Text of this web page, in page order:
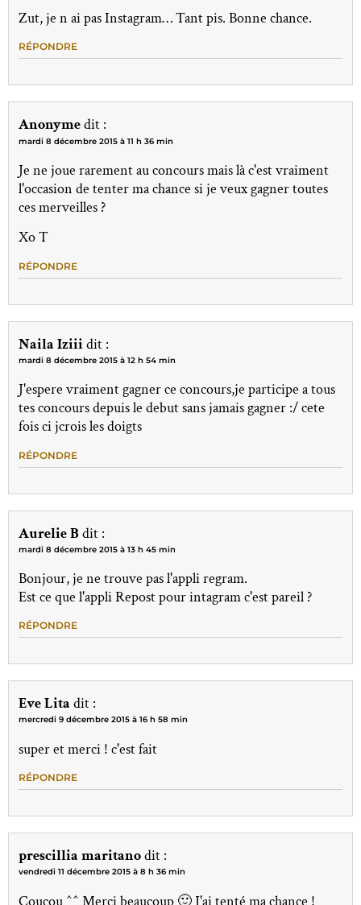
Zut, je n ai pas Instagram… Tant pis. Bonne chance.
RÉPONDRE
Anonymedit :
mardi 8 décembre 2015 à 11 h 36 min
Je ne joue rarement au concours mais là c'est vraiment
l'occasion de tenter ma chance si je veux gagner toutes
ces merveilles ?
Xo T
RÉPONDRE
Naila Iziiidit :
mardi 8 décembre 2015 à 12 h 54 min
J'espere vraiment gagner ce concours,je participe a tous
tes concours depuis le debut sans jamais gagner :/ cete
fois ci jcrois les doigts
RÉPONDRE
Aurelie Bdit :
mardi 8 décembre 2015 à 13 h 45 min
Bonjour, je ne trouve pas l'appli regram.
Est ce que l'appli Repost pour intagram c'est pareil ?
RÉPONDRE
Eve Lita dit :
mercredi 9 décembre 2015 à 16 h 58 min
super et merci ! c'est fait
RÉPONDRE
prescillia maritanodit :
vendredi 11 décembre 2015 à 8 h 36 min
Coucou ^^ Merci beaucoup 🙂 J'ai tenté ma chance !